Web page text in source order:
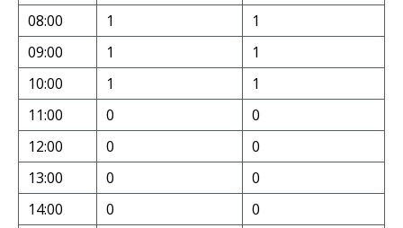
08:00
1
1
09:00
1
1
10:00
1
1
11:00
0
0
12:00
0
0
13:00
0
0
14:00
0
0